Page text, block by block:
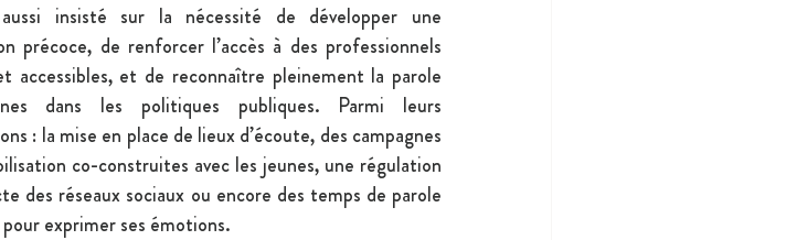
insisté sur la nécessité de développer une
précoce, de renforcer l’accès à des professionnels
accessibles, et de reconnaître pleinement la parole
dans les politiques publiques. Parmi leurs
: la mise en place de lieux d’écoute, des campagnes
co-construites avec les jeunes, une régulation
des réseaux sociaux ou encore des temps de parole
exprimer ses émotions.